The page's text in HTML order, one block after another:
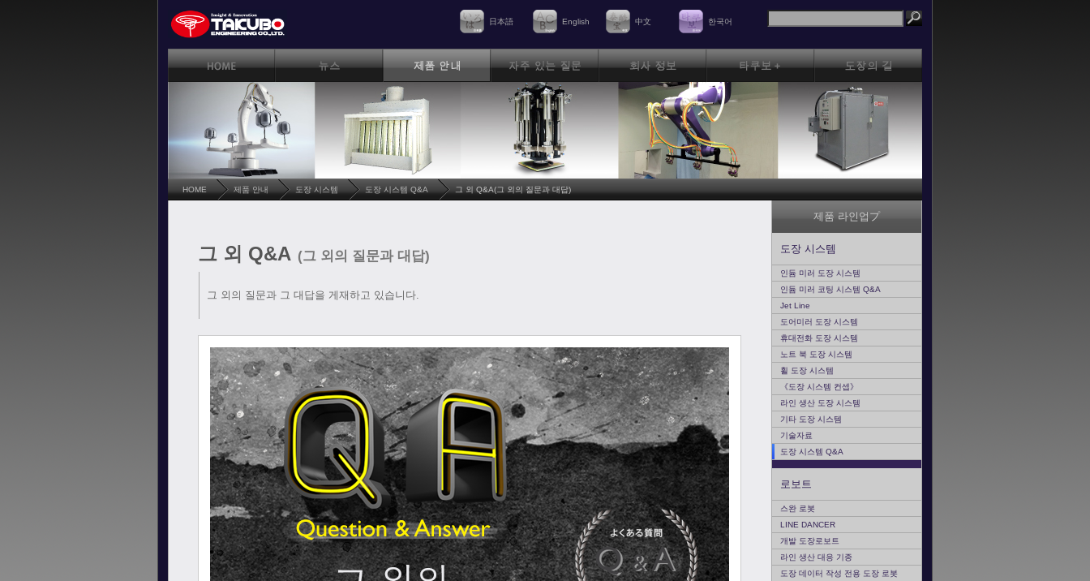
日本語 English 中文 한국어
HOME 제품 안내 도장 시스템 도장 시스템 Q&A 그 외 Q&A(그 외의 질문과 대답)
그 외 Q&A (그 외의 질문과 대답)
그 외의 질문과 그 대답을 게재하고 있습니다.
제품 라인업プ
도장 시스템
인듐 미러 도장 시스템
인듐 미러 코팅 시스템 Q&A
Jet Line
도어미러 도장 시스템
휴대전화 도장 시스템
노트 북 도장 시스템
휠 도장 시스템
《도장 시스템 컨셉》
라인 생산 도장 시스템
기타 도장 시스템
기술자료
도장 시스템 Q&A
로보트
스완 로봇
LINE DANCER
개발 도장로보트
라인 생산 대응 기종
도장 데이터 작성 전용 도장 로봇